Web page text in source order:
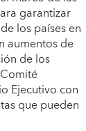
garantizar
los países en
aumentos de
de los
Ejecutivo con
que pueden